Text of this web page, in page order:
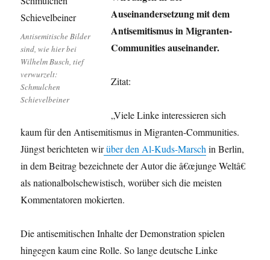
Antisemitische Bilder
sind, wie hier bei
Wilhelm Busch, tief
verwurzelt:
Schmulchen
Schievelbeiner
Auseinandersetzung mit dem
Antisemitismus in Migranten-
Communities auseinander.
Zitat:
„Viele Linke interessieren sich
kaum für den Antisemitismus in Migranten-Communities.
Jüngst berichteten wirüber den Al-Kuds-Marschin Berlin,
in dem Beitrag bezeichnete der Autor die â€œjunge Weltâ€
als nationalbolschewistisch, worüber sich die meisten
Kommentatoren mokierten.
Die antisemitischen Inhalte der Demonstration spielen
hingegen kaum eine Rolle. So lange deutsche Linke